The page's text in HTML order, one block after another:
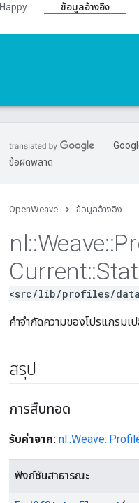
Happy ข้อมูลอ้างอิง
ข้อผิดพลาด
OpenWeave ข้อมูลอ้างอิง
nl::Weave::
Current::
<src/lib/profiles/data-
คำจำกัดความของโปรแกรมเ
สรุป
การสืบทอด
รับค่าจาก:
ฟังก์ชันสาธารณะ